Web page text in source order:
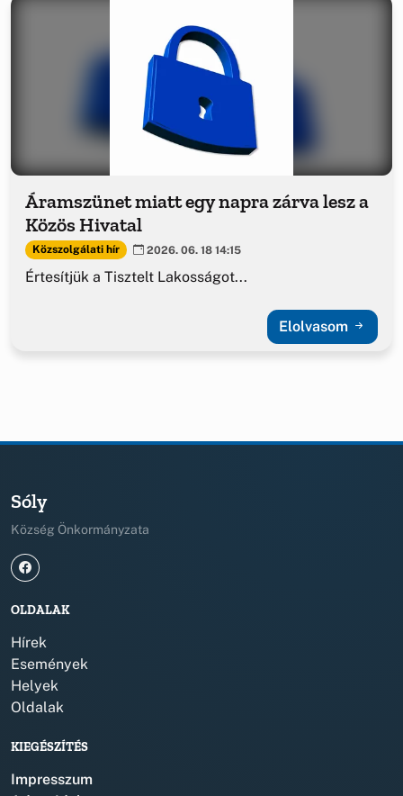
Áramszünet miatt egy napra zárva lesz a
Közös Hivatal
Közszolgálati hír 2026. 06. 18 14:15
Értesítjük a Tisztelt Lakosságot...
Elolvasom
Sóly
Község Önkormányzata
OLDALAK
Hírek
Események
Helyek
Oldalak
KIEGÉSZÍTÉS
Impresszum